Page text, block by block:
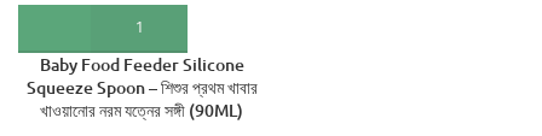
Baby Food Feeder Silicone
Squeeze Spoon – শিশুর প্রথম খাবার
খাওয়ানোর নরম যত্নের সঙ্গী (90ML)